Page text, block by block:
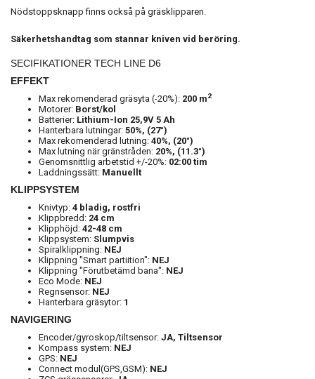
Nödstoppsknapp finns också på gräsklipparen.
Säkerhetshandtag som stannar kniven vid beröring.
SECIFIKATIONER TECH LINE D6
EFFEKT
Max rekomenderad gräsyta (-20%): 200 m2
Motorer: Borst/kol
Batterier: Lithium-Ion 25,9V 5 Ah
Hanterbara lutningar: 50%, (27°)
Max rekomenderad lutning: 40%, (20°)
Max lutning när gränstråden: 20%, (11.3°)
Genomsnittlig arbetstid +/-20%: 02:00 tim
Laddningssätt: Manuellt
KLIPPSYSTEM
Knivtyp: 4 bladig, rostfri
Klippbredd: 24 cm
Klipphöjd: 42-48 cm
Klippsystem: Slumpvis
Spiralklippning: NEJ
Klippning "Smart partiition": NEJ
Klippning "Förutbetämd bana": NEJ
Eco Mode: NEJ
Regnsensor: NEJ
Hanterbara gräsytor: 1
NAVIGERING
Encoder/gyroskop/tiltsensor: JA, Tiltsensor
Kompass system: NEJ
GPS: NEJ
Connect modul(GPS,GSM): NEJ